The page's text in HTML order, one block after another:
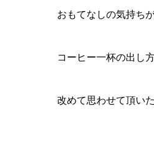
おもてなしの気持ち
コーヒー一杯の出し
改めて思わせて頂い